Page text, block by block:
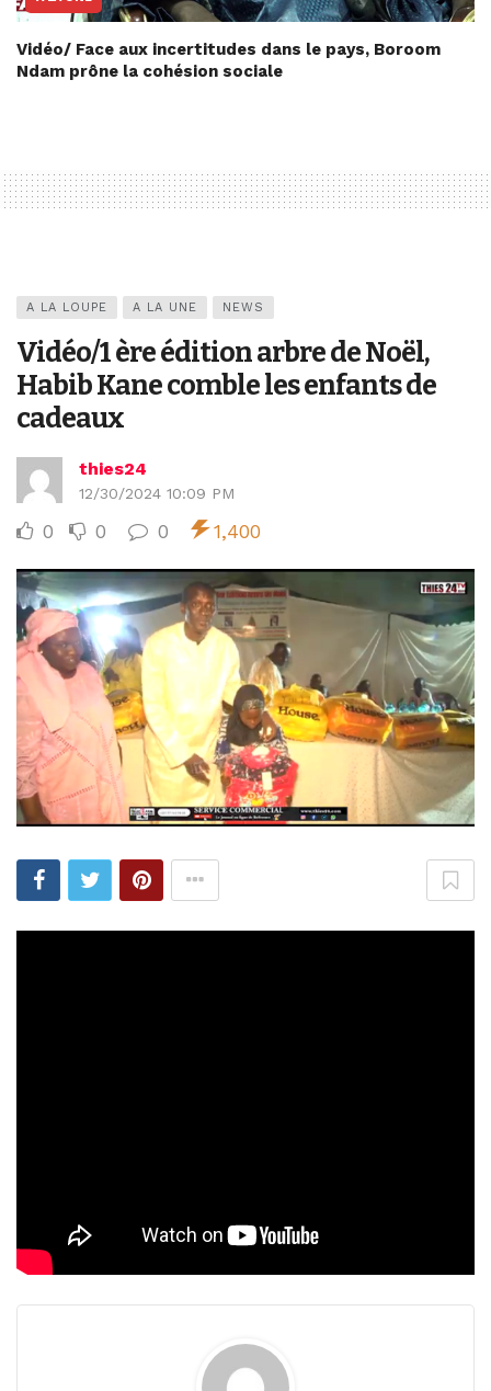
Vidéo/ Face aux incertitudes dans le pays, Boroom
Ndam prône la cohésion sociale
A LA LOUPE A LA UNE NEWS
Vidéo/1 ère édition arbre de Noël,
Habib Kane comble les enfants de
cadeaux
thies24
12/30/2024 10:09 PM
0 0 0 1,400